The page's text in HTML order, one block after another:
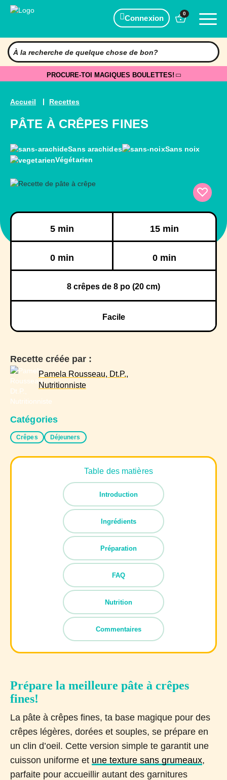
Connexion
0
PROCURE-TOI MAGIQUES BOULETTES!
Accueil Recettes
PÂTE À CRÊPES FINES
Sans arachides
Sans noix
Végétarien
5 min 15 min
0 min 0 min
8 crêpes de 8 po (20 cm)
Facile
Recette créée par :
Pamela Rousseau, Dt.P.,
Nutritionniste
Catégories
Crêpes Déjeuners
Table des matières
Introduction
Ingrédients
Préparation
FAQ
Nutrition
Commentaires
Prépare la meilleure pâte à crêpes
fines!
La pâte à crêpes fines, ta base magique pour des
crêpes légères, dorées et souples, se prépare en
un clin d’oeil. Cette version simple te garantit une
cuisson uniforme et une texture sans grumeaux,
parfaite pour accueillir autant des garnitures